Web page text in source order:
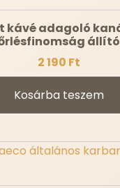
kávé adagoló
állító
2 190 Ft
Kosárba teszem